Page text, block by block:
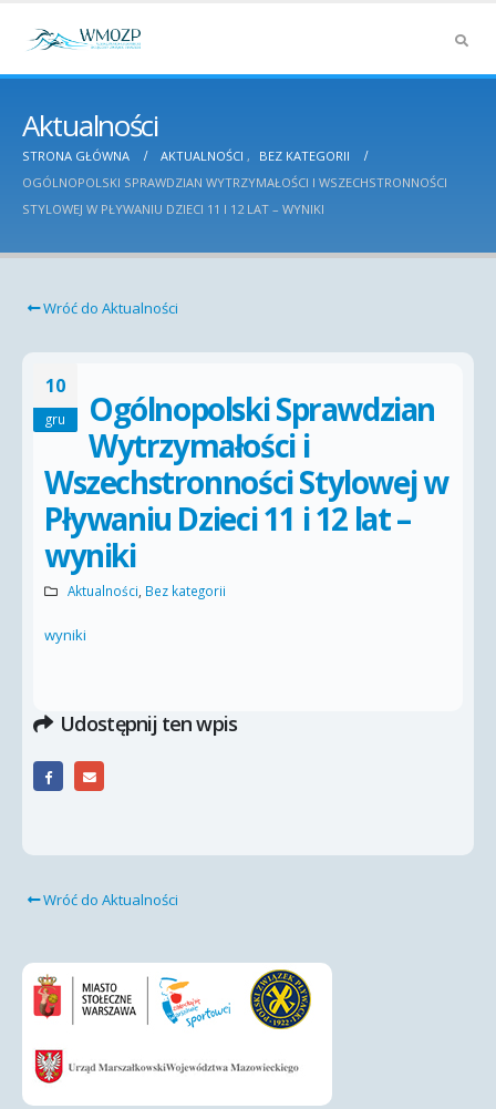
Aktualności
STRONA GŁÓWNA AKTUALNOŚCI ,
BEZ KATEGORII
OGÓLNOPOLSKI SPRAWDZIAN WYTRZYMAŁOŚCI I WSZECHSTRONNOŚCI
STYLOWEJ W PŁYWANIU DZIECI 11 I 12 LAT – WYNIKI
Wróć do Aktualności
10
gru
Ogólnopolski Sprawdzian
Wytrzymałości i
Wszechstronności Stylowej w
Pływaniu Dzieci 11 i 12 lat –
wyniki
Aktualności Bez kategorii
wyniki
Udostępnij ten wpis
Wróć do Aktualności